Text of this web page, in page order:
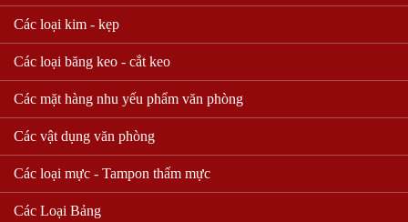
Các loại kim - kẹp
Các loại băng keo - cắt keo
Các mặt hàng nhu yếu phẩm văn phòng
Các vật dụng văn phòng
Các loại mực - Tampon thấm mực
Các Loại Bảng
BÌA 2 CÒNG 5P/7P F4
KOKUYO
55,000 VND
Mua hàng
BÌA CÒNG PLUS A4 (5CM -
Mua hàng